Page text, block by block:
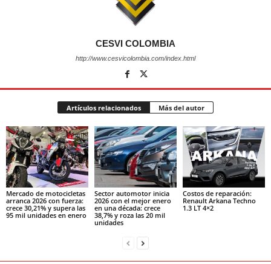
CESVI COLOMBIA
http://www.cesvicolombia.com/index.html
Artículos relacionados Más del autor
Mercado de motocicletas
arranca 2026 con fuerza:
crece 30,21% y supera las
95 mil unidades en enero
Sector automotor inicia
2026 con el mejor enero
en una década: crece
38,7% y roza las 20 mil
unidades
Costos de reparación:
Renault Arkana Techno
1.3 LT 4×2